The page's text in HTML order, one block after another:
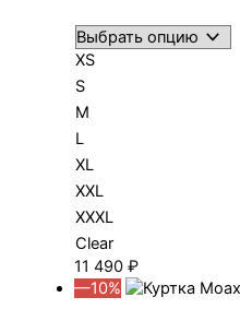
XS
S
M
L
XL
XXL
XXXL
Clear
11 490 ₽
—10%